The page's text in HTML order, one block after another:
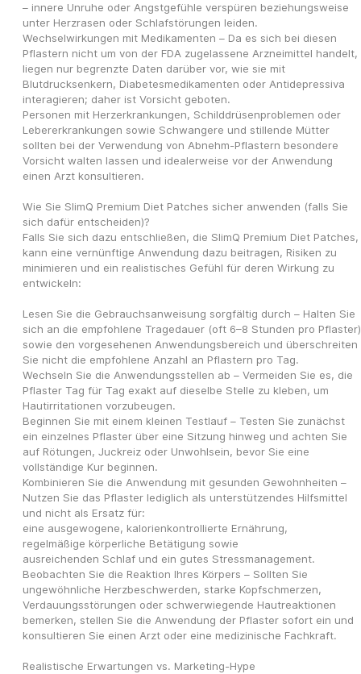
– innere Unruhe oder Angstgefühle verspüren beziehungsweise
unter Herzrasen oder Schlafstörungen leiden.
Wechselwirkungen mit Medikamenten – Da es sich bei diesen
Pflastern nicht um von der FDA zugelassene Arzneimittel handelt,
liegen nur begrenzte Daten darüber vor, wie sie mit
Blutdrucksenkern, Diabetesmedikamenten oder Antidepressiva
interagieren; daher ist Vorsicht geboten.
Personen mit Herzerkrankungen, Schilddrüsenproblemen oder
Lebererkrankungen sowie Schwangere und stillende Mütter
sollten bei der Verwendung von Abnehm-Pflastern besondere
Vorsicht walten lassen und idealerweise vor der Anwendung
einen Arzt konsultieren.​
Wie Sie SlimQ Premium Diet Patches sicher anwenden (falls Sie
sich dafür entscheiden)?
Falls Sie sich dazu entschließen, die SlimQ Premium Diet Patches,
kann eine vernünftige Anwendung dazu beitragen, Risiken zu
minimieren und ein realistisches Gefühl für deren Wirkung zu
entwickeln:
Lesen Sie die Gebrauchsanweisung sorgfältig durch – Halten Sie
sich an die empfohlene Tragedauer (oft 6–8 Stunden pro Pflaster)
sowie den vorgesehenen Anwendungsbereich und überschreiten
Sie nicht die empfohlene Anzahl an Pflastern pro Tag.
Wechseln Sie die Anwendungsstellen ab – Vermeiden Sie es, die
Pflaster Tag für Tag exakt auf dieselbe Stelle zu kleben, um
Hautirritationen vorzubeugen.
Beginnen Sie mit einem kleinen Testlauf – Testen Sie zunächst
ein einzelnes Pflaster über eine Sitzung hinweg und achten Sie
auf Rötungen, Juckreiz oder Unwohlsein, bevor Sie eine
vollständige Kur beginnen.
Kombinieren Sie die Anwendung mit gesunden Gewohnheiten –
Nutzen Sie das Pflaster lediglich als unterstützendes Hilfsmittel
und nicht als Ersatz für:
eine ausgewogene, kalorienkontrollierte Ernährung,
regelmäßige körperliche Betätigung sowie
ausreichenden Schlaf und ein gutes Stressmanagement.
Beobachten Sie die Reaktion Ihres Körpers – Sollten Sie
ungewöhnliche Herzbeschwerden, starke Kopfschmerzen,
Verdauungsstörungen oder schwerwiegende Hautreaktionen
bemerken, stellen Sie die Anwendung der Pflaster sofort ein und
konsultieren Sie einen Arzt oder eine medizinische Fachkraft.
Realistische Erwartungen vs. Marketing-Hype